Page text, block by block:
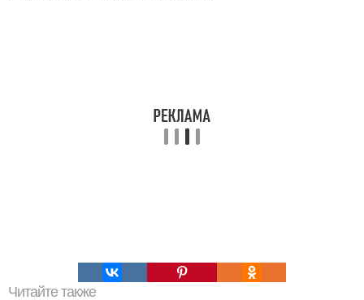
Читайте также